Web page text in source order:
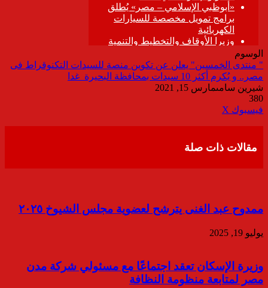
الوسوم
" منتدى الخمسين" يعلن عن تكوين منصة للسيدات التكنوقراط فى
مصر.. و يُكرم أكثر 10 سيدات بمحافظة البحيرة غدا
شيرين سامىمارس 15, 2021
380
فيسبوك ‫X
مقالات ذات صلة
ممدوح عبد الغنى يترشح لعضوية مجلس الشيوخ ٢٠٢٥
يوليو 19, 2025
وزيرة الإسكان تعقد اجتماعًا مع مسئولي شركة مدن
مصر لمتابعة منظومة النظافة